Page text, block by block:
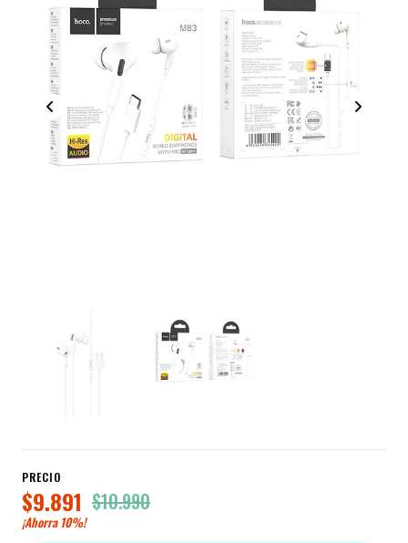
PRECIO
$9.891 $10.990
¡Ahorra 10%!